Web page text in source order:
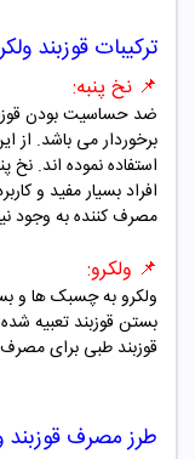
ترکیباتقوزبند ولکرو 7005
📌 نخ پنبه:
برخوردار می باشد. از
استفاده نموده اند.
افراد بسیار مفید و
مصرف کننده به وجود
📌 ولکرو:
ولکرو به چسبک ها و
بستن قوزبند تعبیه
قوزبند طبی برای
طرز مصرفقوزبند ولکرو